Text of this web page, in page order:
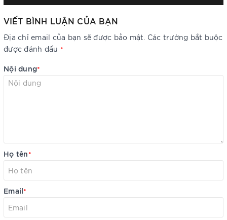
VIẾT BÌNH LUẬN CỦA BẠN
Địa chỉ email của bạn sẽ được bảo mật. Các trường bắt buộc
được đánh dấu *
Nội dung*
Họ tên*
Email*